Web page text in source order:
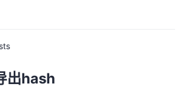
出hash